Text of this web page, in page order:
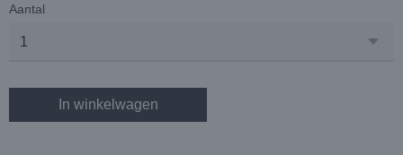
Aantal
In winkelwagen